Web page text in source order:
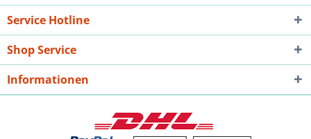
Service Hotline
Shop Service
Informationen